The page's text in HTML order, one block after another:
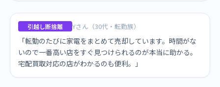
引越し断捨離 Yさん（30代・転勤族）
「転勤のたびに家電をまとめて売却しています。時間がな
いので一番高い店をすぐ見つけられるのが本当に助かる。
宅配買取対応の店がわかるのも便利。」